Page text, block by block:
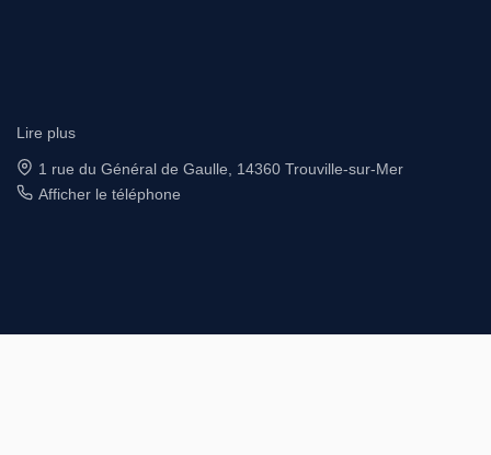
Lire plus
4 rue Saint Sauveur, 14000 CAEN
Afficher le téléphone
© GIC IMMOBILIER 2026